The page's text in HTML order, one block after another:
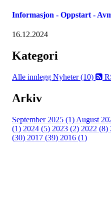
Informasjon - Oppstart -
16.12.2024
Kategori
Alle innlegg Nyheter (10)
Arkiv
September 2025 (1) August
(1) 2024 (5) 2023 (2) 2022 (8)
(30) 2017 (39) 2016 (1)